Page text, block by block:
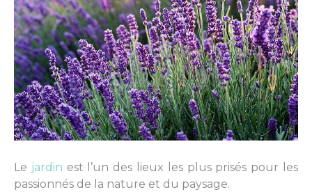
Le jardin est l’un des lieux les plus prisés pour les
passionnés de la nature et du paysage.